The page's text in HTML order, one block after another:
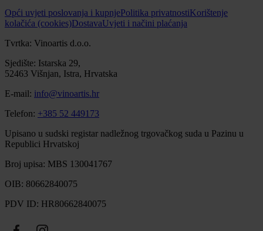
Opći uvjeti poslovanja i kupnjePolitika privatnostiKorištenje
kolačića (cookies)DostavaUvjeti i načini plaćanja
Tvrtka: Vinoartis d.o.o.
Sjedište: Istarska 29,
52463 Višnjan, Istra, Hrvatska
E-mail: info@vinoartis.hr
Telefon: +385 52 449173
Upisano u sudski registar nadležnog trgovačkog suda u Pazinu u
Republici Hrvatskoj
Broj upisa: MBS 130041767
OIB: 80662840075
PDV ID: HR80662840075